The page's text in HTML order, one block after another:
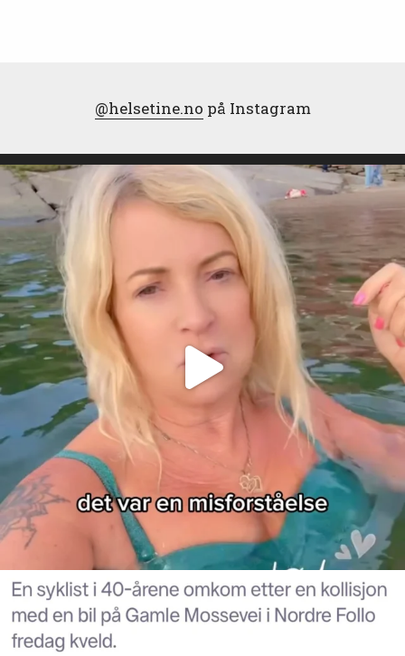
@helsetine.no på Instagram